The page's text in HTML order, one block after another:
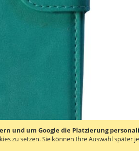
und um Google die Platzierung
zu setzen.Sie können Ihre Auswahl später